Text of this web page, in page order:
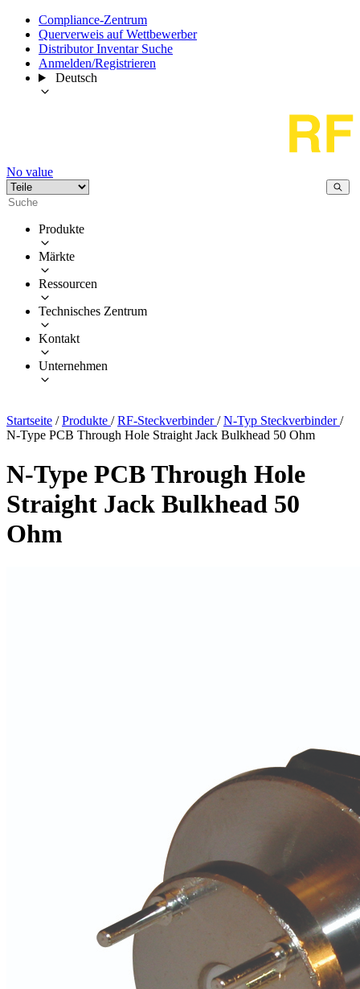
Compliance-Zentrum
Querverweis auf Wettbewerber
Distributor Inventar Suche
Anmelden/Registrieren
Deutsch
No value
Produkte
Märkte
Ressourcen
Technisches Zentrum
Kontakt
Unternehmen
Startseite / Produkte / RF-Steckverbinder/ N-Typ Steckverbinder/
N-Type PCB Through Hole Straight Jack Bulkhead 50 Ohm
N-Type PCB Through Hole
Straight Jack Bulkhead 50
Ohm